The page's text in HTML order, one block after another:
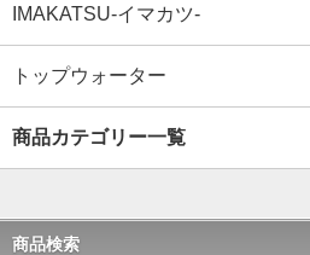
IMAKATSU‐イマカツ‐
トップウォーター
商品カテゴリー一覧
商品検索